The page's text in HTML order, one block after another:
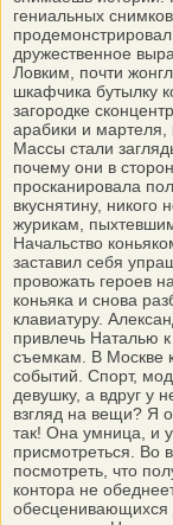
гениальных
дружественное
Ловким, почти
шкафчика бутылку
загородке
арабики и мартеля,
Массы стали
почему они в
просканировала
вкуснятину,
журикам,
Начальство
заставил себя
провожать героев
коньяка и снова
клавиатуру.
привлечь Наталью к
съемкам. В Москве
событий. Спорт,
девушку, а вдруг у
взгляд на вещи? Я
так! Она умница, и
присмотреться. Во
посмотреть, что
контора не